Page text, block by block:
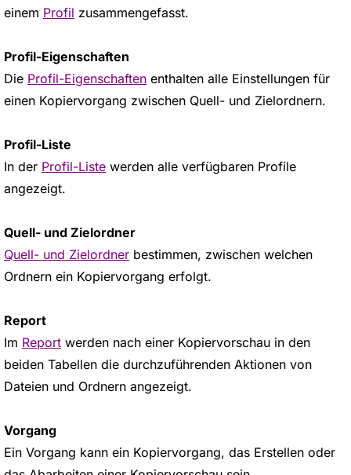
einem Profil zusammengefasst.
Profil-Eigenschaften
Die Profil-Eigenschaften enthalten alle Einstellungen für
einen Kopiervorgang zwischen Quell- und Zielordnern.
Profil-Liste
In der Profil-Liste werden alle verfügbaren Profile
angezeigt.
Quell- und Zielordner
Quell- und Zielordner bestimmen, zwischen welchen
Ordnern ein Kopiervorgang erfolgt.
Report
Im Report werden nach einer Kopiervorschau in den
beiden Tabellen die durchzuführenden Aktionen von
Dateien und Ordnern angezeigt.
Vorgang
Ein Vorgang kann ein Kopiervorgang, das Erstellen oder